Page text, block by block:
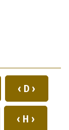
‹ D ›
‹ H ›